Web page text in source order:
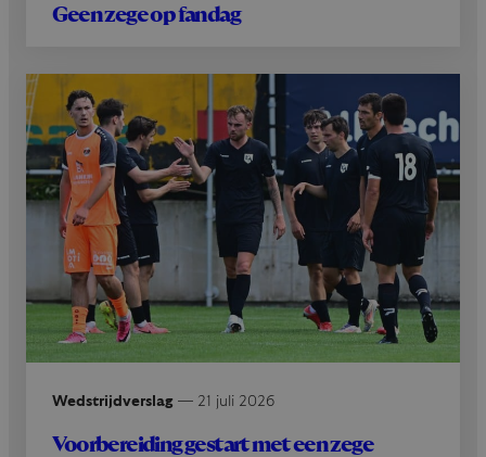
Geen zege op fandag
Wedstrijdverslag — 21 juli 2026
Voorbereiding gestart met een zege